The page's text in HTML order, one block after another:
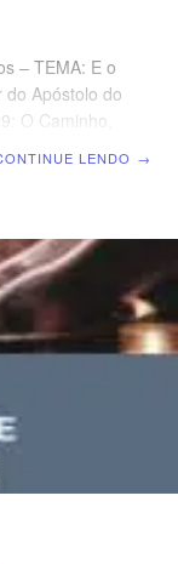
– TEMA: E o
Apóstolo do
O Caminho,
comunhão
14.1 O
LENDO →